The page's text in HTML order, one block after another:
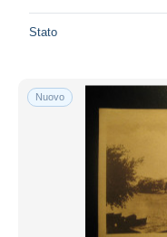
Stato
Nuovo